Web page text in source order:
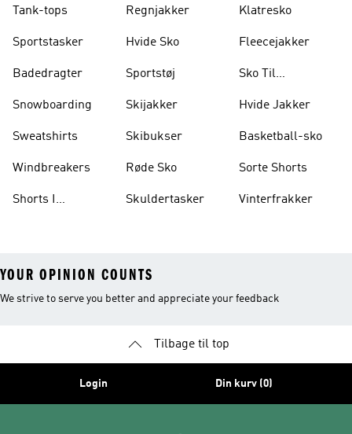
Tank-tops
Sportstasker
Badedragter
Snowboarding
Sweatshirts
Windbreakers
Shorts I
Regnjakker
Hvide Sko
Sportstøj
Skijakker
Skibukser
Røde Sko
Skuldertasker
Klatresko
Fleecejakker
Sko Til
Hvide Jakker
Basketball-sko
Sorte Shorts
Vinterfrakker
YOUR OPINION COUNTS
We strive to serve you better and appreciate your feedback
Tilbage til top
Login Din kurv (0)